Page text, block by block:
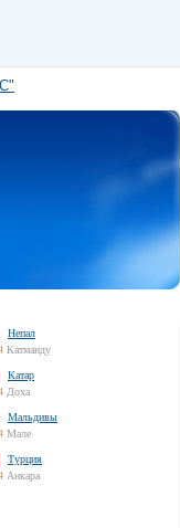
Непал
Катманду
Катар
Доха
Мальдивы
Мале
Турция
Анкара